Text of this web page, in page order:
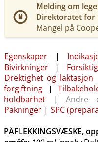
Melding om
Direktoratet for
Mangel på
Egenskaper |
Bivirkninger |
Drektighet og laktasjon
forgiftning |
holdbarhet | Andre
Pakninger | SPC
PÅFLEKKINGSVÆSKE,